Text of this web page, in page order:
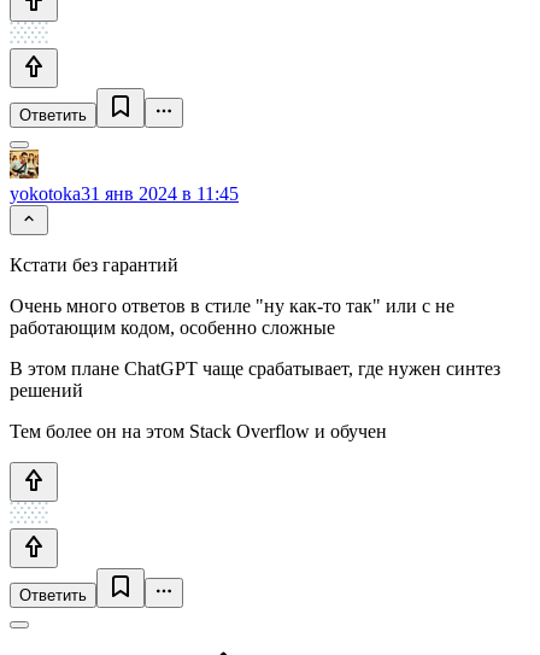
Ответить
yokotoka31 янв 2024 в 11:45
Кстати без гарантий
Очень много ответов в стиле "ну как-то так" или с не
работающим кодом, особенно сложные
В этом плане ChatGPT чаще срабатывает, где нужен синтез
решений
Тем более он на этом Stack Overflow и обучен
Ответить